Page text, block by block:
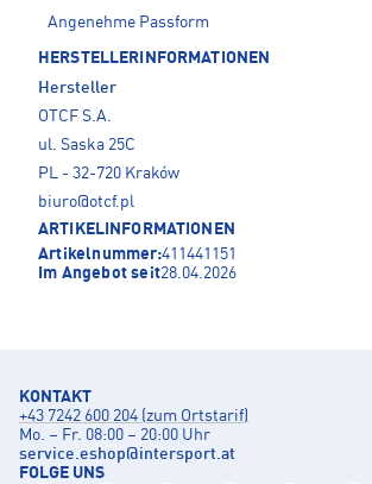
Angenehme Passform
HERSTELLERINFORMATIONEN
Hersteller
OTCF S.A.
ul. Saska 25C
PL - 32-720 Kraków
biuro@otcf.pl
ARTIKELINFORMATIONEN
Artikelnummer:411441151
Im Angebot seit28.04.2026
KONTAKT
+43 7242 600 204 (zum Ortstarif)
Mo. – Fr. 08:00 – 20:00 Uhr
service.eshop@intersport.at
FOLGE UNS